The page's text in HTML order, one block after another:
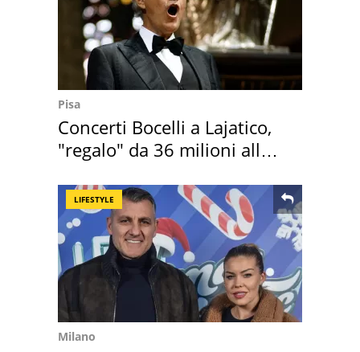
Pisa
Concerti Bocelli a Lajatico,
"regalo" da 36 milioni alla
LIFESTYLE
Milano